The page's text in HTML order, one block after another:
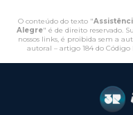
O conteúdo do texto "
Alegre" é de direito reservado.
nossos links, é proibida sem a
autoral – artigo 184 do Código